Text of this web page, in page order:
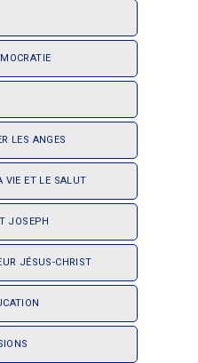
LES ANGES
VIE ET LE SALUT
JOSEPH
JÉSUS-CHRIST